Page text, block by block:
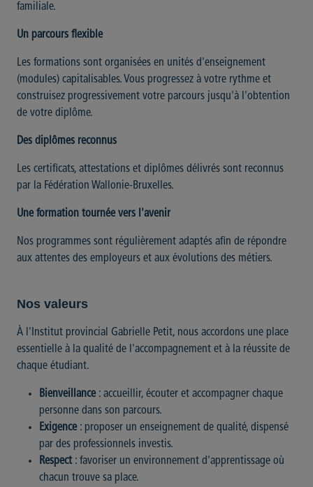
familiale.
Un parcours flexible
Les formations sont organisées en unités d'enseignement
(modules) capitalisables. Vous progressez à votre rythme et
construisez progressivement votre parcours jusqu'à l'obtention
de votre diplôme.
Des diplômes reconnus
Les certificats, attestations et diplômes délivrés sont reconnus
par la Fédération Wallonie-Bruxelles.
Une formation tournée vers l'avenir
Nos programmes sont régulièrement adaptés afin de répondre
aux attentes des employeurs et aux évolutions des métiers.
Nos valeurs
À l'Institut provincial Gabrielle Petit, nous accordons une place
essentielle à la qualité de l'accompagnement et à la réussite de
chaque étudiant.
Bienveillance: accueillir, écouter et accompagner chaque
personne dans son parcours.
Exigence: proposer un enseignement de qualité, dispensé
par des professionnels investis.
Respect: favoriser un environnement d'apprentissage où
chacun trouve sa place.